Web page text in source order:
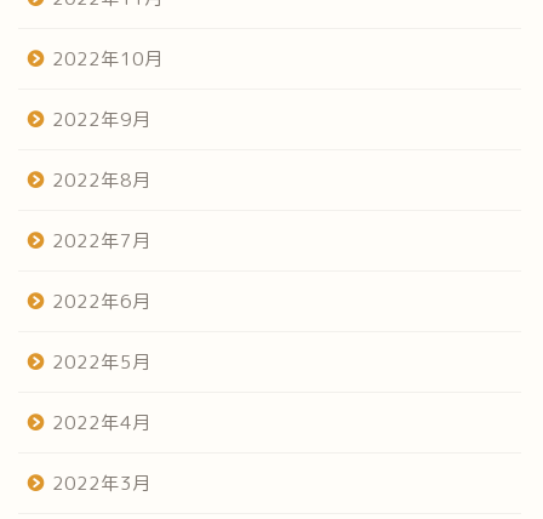
2022年10月
2022年9月
2022年8月
2022年7月
2022年6月
2022年5月
2022年4月
2022年3月